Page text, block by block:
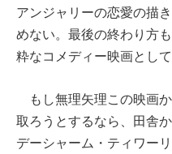
アンジャリーの恋愛の描
めない。最後の終わり方
粋なコメディー映画とし
もし無理矢理この映画
取ろうとするなら、田舎
デーシャーム・ティワー